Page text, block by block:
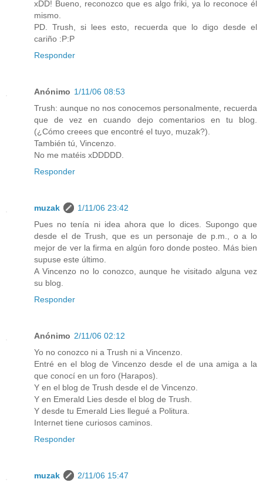
xDD! Bueno, reconozco que es algo friki, ya lo reconoce él
mismo.
PD. Trush, si lees esto, recuerda que lo digo desde el
cariño :P:P
Responder
Anónimo 1/11/06 08:53
Trush: aunque no nos conocemos personalmente, recuerda
que de vez en cuando dejo comentarios en tu blog.
(¿Cómo creees que encontré el tuyo, muzak?).
También tú, Vincenzo.
No me matéis xDDDDD.
Responder
muzak
1/11/06 23:42
Pues no tenía ni idea ahora que lo dices. Supongo que
desde el de Trush, que es un personaje de p.m., o a lo
mejor de ver la firma en algún foro donde posteo. Más bien
supuse este último.
A Vincenzo no lo conozco, aunque he visitado alguna vez
su blog.
Responder
Anónimo 2/11/06 02:12
Yo no conozco ni a Trush ni a Vincenzo.
Entré en el blog de Vincenzo desde el de una amiga a la
que conocí en un foro (Harapos).
Y en el blog de Trush desde el de Vincenzo.
Y en Emerald Lies desde el blog de Trush.
Y desde tu Emerald Lies llegué a Politura.
Internet tiene curiosos caminos.
Responder
muzak
2/11/06 15:47